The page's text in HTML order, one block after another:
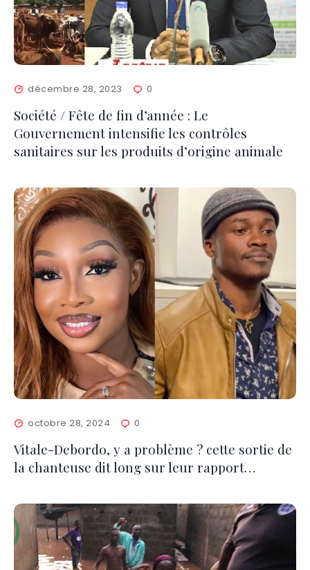
décembre 28, 2023 0
Société / Fête de fin d’année : Le
Gouvernement intensifie les contrôles
sanitaires sur les produits d’origine animale
octobre 28, 2024 0
Vitale-Debordo, y a problème ? cette sortie de
la chanteuse dit long sur leur rapport…